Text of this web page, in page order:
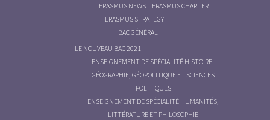
ERASMUS NEWS
ERASMUS CHARTER
ERASMUS STRATEGY
BAC GÉNÉRAL
LE NOUVEAU BAC 2021
ENSEIGNEMENT DE SPÉCIALITÉ HISTOIRE-
GÉOGRAPHIE, GÉOPOLITIQUE ET SCIENCES
POLITIQUES
ENSEIGNEMENT DE SPÉCIALITÉ HUMANITÉS,
LITTÉRATURE ET PHILOSOPHIE